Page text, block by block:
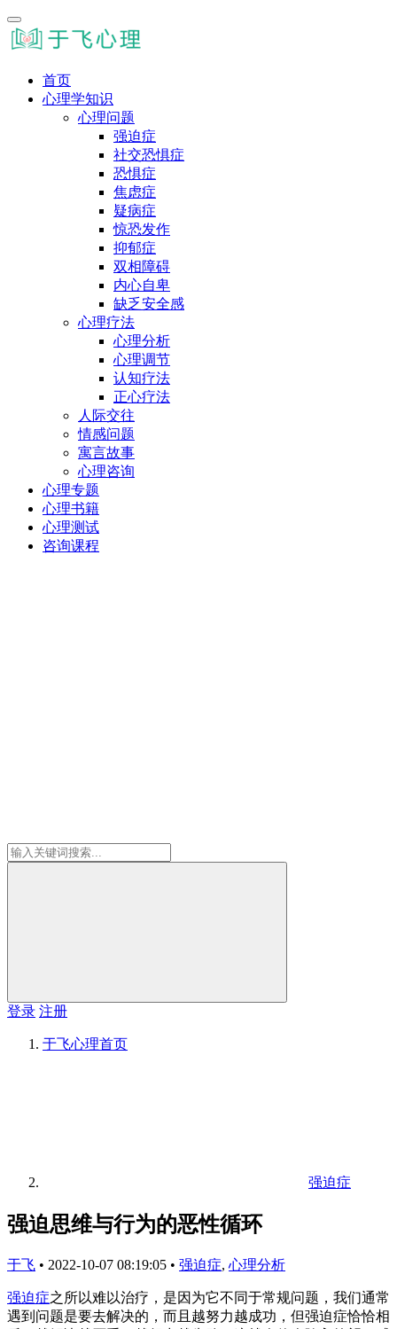
首页
心理学知识
心理问题
强迫症
社交恐惧症
恐惧症
焦虑症
疑病症
惊恐发作
抑郁症
双相障碍
内心自卑
缺乏安全感
心理疗法
心理分析
心理调节
认知疗法
正心疗法
人际交往
情感问题
寓言故事
心理咨询
心理专题
心理书籍
心理测试
咨询课程
登录 注册
于飞心理首页
强迫症
强迫思维与行为的恶性循环
于飞 • 2022-10-07 08:19:05 • 强迫症, 心理分析
强迫症之所以难以治疗，是因为它不同于常规问题，我们通常
遇到问题是要去解决的，而且越努力越成功，但强迫症恰恰相